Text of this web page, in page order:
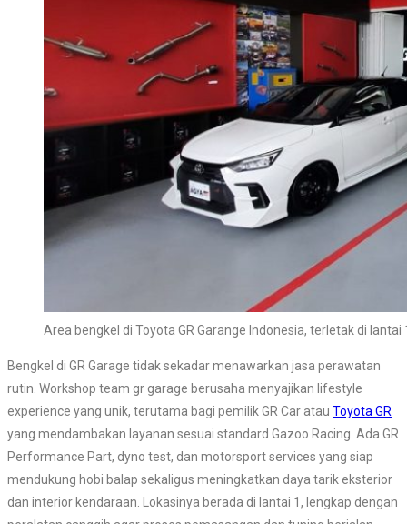
Area bengkel di Toyota GR Garange Indonesia, terletak di lantai
Bengkel di GR Garage tidak sekadar menawarkan jasa perawatan
rutin. Workshop team gr garage berusaha menyajikan lifestyle
experience yang unik, terutama bagi pemilik GR Car atau Toyota GR
yang mendambakan layanan sesuai standard Gazoo Racing. Ada GR
Performance Part, dyno test, dan motorsport services yang siap
mendukung hobi balap sekaligus meningkatkan daya tarik eksterior
dan interior kendaraan. Lokasinya berada di lantai 1, lengkap dengan